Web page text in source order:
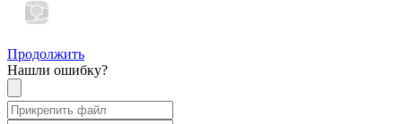
Продолжить
Нашли ошибку?